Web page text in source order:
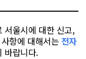
서울시에 대한 신고,
항에 대해서는 전자
바랍니다.